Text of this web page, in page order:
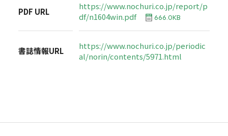
PDF URL
https://www.nochuri.co.jp/report/p
df/n1604win.pdf
666.0KB
書誌情報URL
https://www.nochuri.co.jp/periodic
al/norin/contents/5971.html